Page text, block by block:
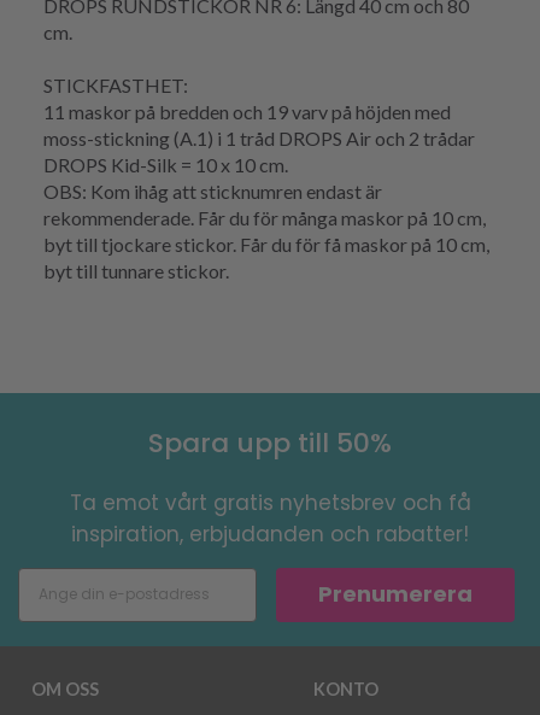
DROPS RUNDSTICKOR NR 6: Längd 40 cm och 80
cm.
STICKFASTHET:
11 maskor på bredden och 19 varv på höjden med
moss-stickning (A.1) i 1 tråd DROPS Air och 2 trådar
DROPS Kid-Silk = 10 x 10 cm.
OBS: Kom ihåg att sticknumren endast är
rekommenderade. Får du för många maskor på 10 cm,
byt till tjockare stickor. Får du för få maskor på 10 cm,
byt till tunnare stickor.
Spara upp till 50%
Ta emot vårt gratis nyhetsbrev och få
inspiration, erbjudanden och rabatter!
Prenumerera
OM OSS KONTO